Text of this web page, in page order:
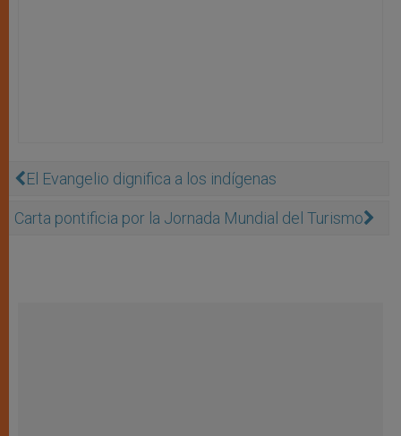
El Evangelio dignifica a los indígenas
Carta pontificia por la Jornada Mundial del Turismo